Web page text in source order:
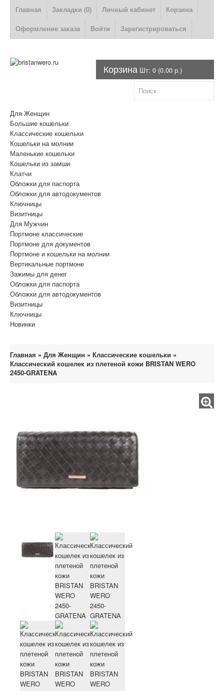
Главная Закладки (0) Личный кабинет
Корзина
Оформление заказа
Войти Зарегистрироваться
Корзина Шт: 0 (0.00 р.)
Для Женщин
Большие кошельки
Классические кошельки
Кошельки на молнии
Маленькие кошельки
Кошельки из замши
Клатчи
Обложки для паспорта
Обложки для автодокументов
Ключницы
Визитницы
Для Мужчин
Портмоне классические
Портмоне для документов
Портмоне и кошельки на молнии
Вертикальные портмоне
Зажимы для денег
Обложки для паспорта
Обложки для автодокументов
Визитницы
Ключницы
Новинки
Главная » Для Женщин » Классические кошельки »
Классический кошелек из плетеной кожи BRISTAN WERO
2450-GRATENA